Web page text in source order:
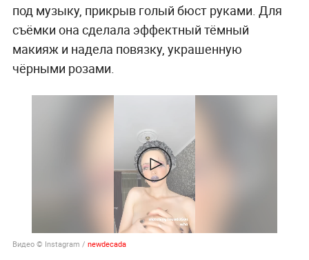
под музыку, прикрыв голый бюст руками. Для
съёмки она сделала эффектный тёмный
макияж и надела повязку, украшенную
чёрными розами.
Видео © Instagram / newdecada